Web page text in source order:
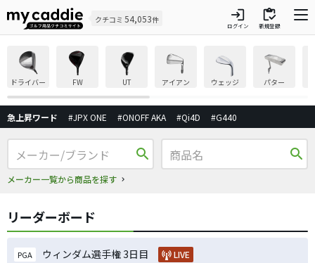
クチコミ 54,053件 login
ログイン
inventory
新規登録
ドライバー FW UT アイアン ウェッジ パター
急上昇ワード #JPX ONE #ONOFF AKA #Qi4D #G440
search
メーカー一覧から商品を探す
search
リーダーボード
PGA ウィンダム選手権 3日目 LIVE